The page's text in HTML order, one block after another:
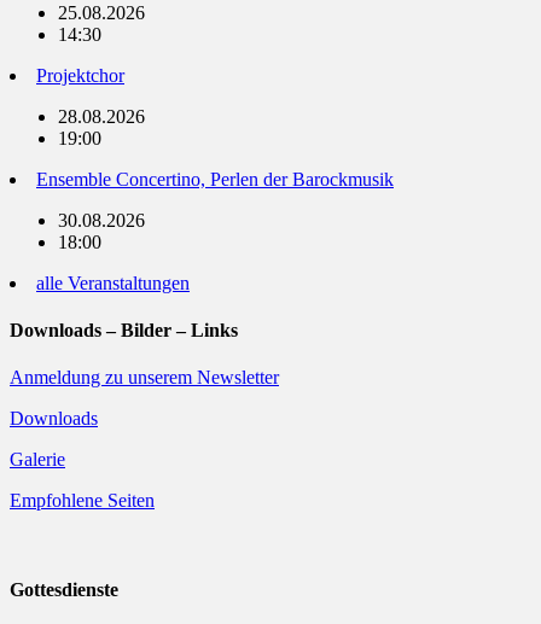
25.08.2026
14:30
Projektchor
28.08.2026
19:00
Ensemble Concertino, Perlen der Barockmusik
30.08.2026
18:00
alle Veranstaltungen
Downloads – Bilder – Links
Anmeldung zu unserem Newsletter
Downloads
Galerie
Empfohlene Seiten
Gottesdienste